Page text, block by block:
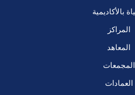
بالأكاديمية
المراكز
المعاهد
المجمعات
العمادات